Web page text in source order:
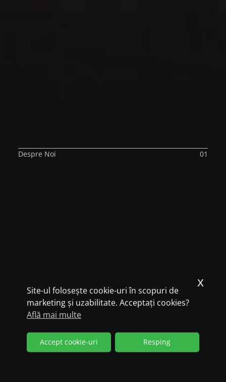
Site-ul folosește cookie-uri în scopuri de
marketing și uzabilitate. Acceptați cookies?
Află mai multe
Accept cookie-uri Resping
x
Despre Noi 01